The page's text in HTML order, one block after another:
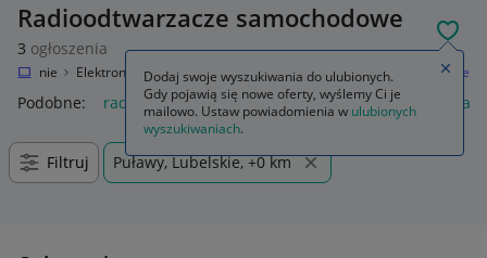
Radioodtwarzacze samochodowe
3 ogłoszenia
Lokalnie Elektronika RTV i AGD Sprzęt car audio Radioodtwarzacze
Podobne: radioodtwarzacze radioodtwarzacz
Filtruj Puławy, Lubelskie, +0 km
Dodaj swoje wyszukiwania do ulubionych.
Gdy pojawią się nowe oferty, wyślemy Ci je
mailowo. Ustaw powiadomienia w ulubionych
wyszukiwaniach.